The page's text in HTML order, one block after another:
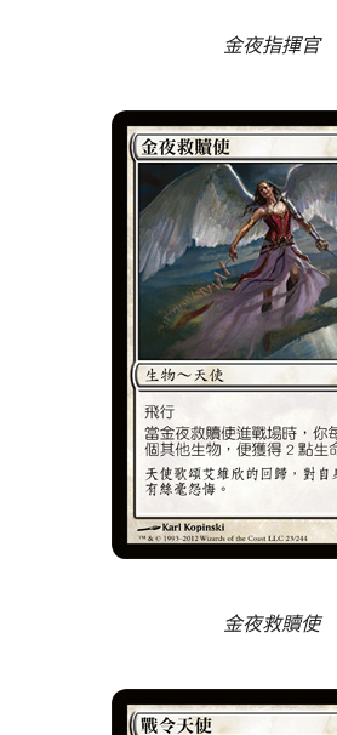
金夜指揮官
金夜救贖使